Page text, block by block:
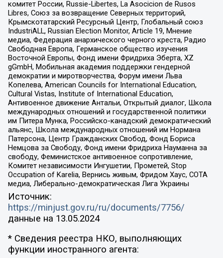
комитет России, Russie-Libertes, La Asocicion de Rusos
Libres, Союз за возвращение Северных территорий,
Крымскотатарский Ресурсный Центр, Глобальный союз
IndustriALL, Russian Election Monitor, Article 19, Мнение
медиа, Федерация анархического черного креста, Радио
Свободная Европа, Германское общество изучения
Восточной Европы, Фонд имени Фридриха Эберта, XZ
gGmbH, Мобильная академия поддержки гендерной
демократии и миротворчества, Форум имени Льва
Копелева, American Councils for International Education,
Cultural Vistas, Institute of International Education,
Антивоенное движение Антальи, Открытый диалог, Школа
международных отношений и государственной политики
им Питера Мунка, Российско-канадский демократический
альянс, Школа международных отношений им Нормана
Патерсона, Центр Гражданских Свобод, Фонд Бориса
Немцова за Свободу, Фонд имени Фридриха Науманна за
свободу, Феминистское антивоенное сопротивление,
Комитет независимости Ингушетии, Прометей, Stop
Occupation of Karelia, Вернись живым, Фридом Хаус, СОТА
медиа, Либерально-демократическая Лига Украины
Источник:
https://minjust.gov.ru/ru/documents/7756/
данные на 13.05.2024
* Сведения реестра НКО, выполняющих
функции иностранного агента: